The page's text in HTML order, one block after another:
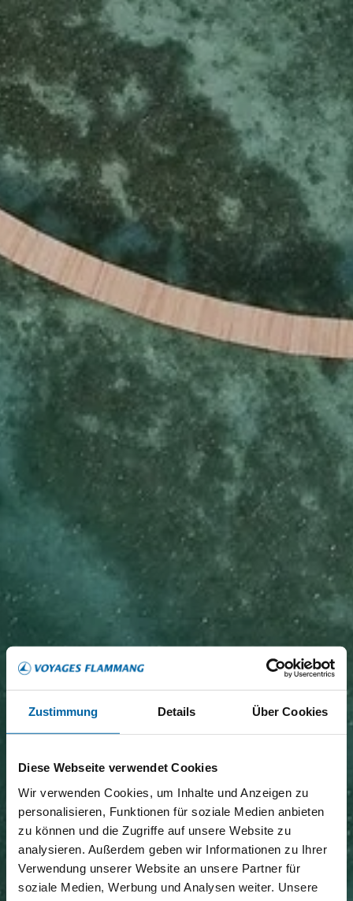
Zustimmung Details Über Cookies
Diese Webseite verwendet Cookies
Wir verwenden Cookies, um Inhalte und Anzeigen zu
personalisieren, Funktionen für soziale Medien anbieten
zu können und die Zugriffe auf unsere Website zu
analysieren. Außerdem geben wir Informationen zu Ihrer
Verwendung unserer Website an unsere Partner für
soziale Medien, Werbung und Analysen weiter. Unsere